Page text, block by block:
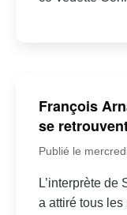
François
se
Publié le
L’interprète de
a attiré tous